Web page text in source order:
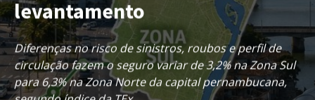
levantamento
Diferenças no risco de sinistros, roubos e perfil de
circulação fazem o seguro variar de 3,2% na Zona Sul
para 6,3% na Zona Norte da capital pernambucana,